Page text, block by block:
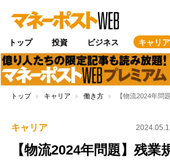
トップ 投資 ビジネス キャリア
トップ キャリア 働き方 【物流2024年
キャリア
【物流2024年問題】残業